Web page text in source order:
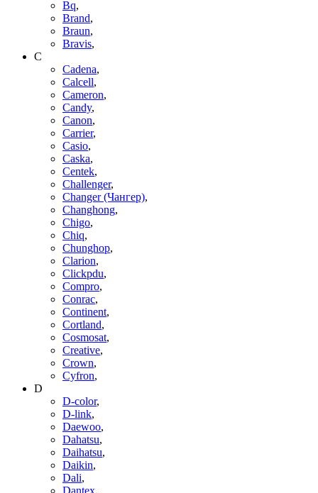
Bq,
Brand,
Braun,
Bravis,
C
Cadena,
Calcell,
Cameron,
Candy,
Canon,
Carrier,
Casio,
Caska,
Centek,
Challenger,
Changer (Чангер),
Changhong,
Chigo,
Chiq,
Chunghop,
Clarion,
Clickpdu,
Compro,
Conrac,
Continent,
Cortland,
Cosmosat,
Creative,
Crown,
Cyfron,
D
D-color,
D-link,
Daewoo,
Dahatsu,
Daihatsu,
Daikin,
Dali,
Dantex,